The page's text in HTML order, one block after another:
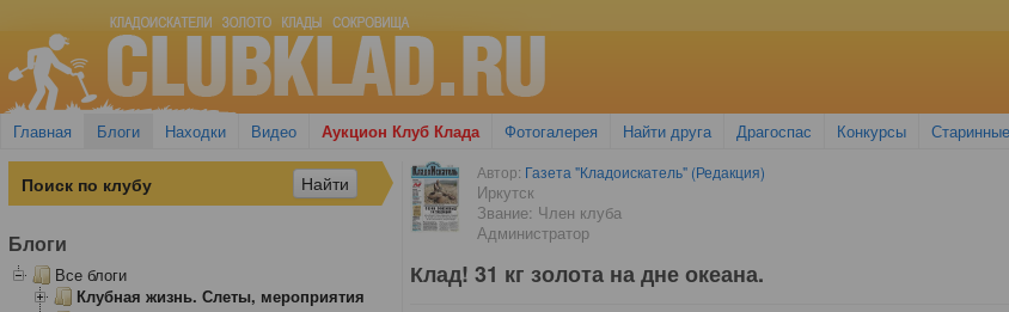
Главная Блоги Находки Видео Аукцион Клуб Клада Фотогалерея Найти друга Драгоспас Конкурсы
Автор: Газета "Кладоискатель" (Редакция)
Иркутск
Звание: Член клуба
Администратор
Клад! 31 кг золота на дне океана.
Блоги
Все блоги
Клубная жизнь. Слеты, мероприятия